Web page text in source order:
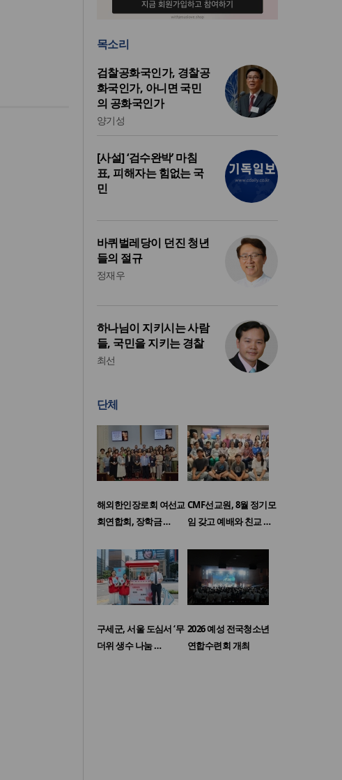
목소리
검찰공화국인가, 경찰공
화국인가, 아니면 국민
의 공화국인가
양기성
[사설] ‘검수완박’ 마침
표, 피해자는 힘없는 국
민
바퀴벌레당이 던진 청년
들의 절규
정재우
하나님이 지키시는 사람
들, 국민을 지키는 경찰
최선
단체
해외한인장로회 여선교
회연합회, 장학금 …
CMF선교원, 8월 정기모
임 갖고 예배와 친교 …
구세군, 서울 도심서 ‘무
더위 생수 나눔 …
2026 예성 전국청소년
연합수련회 개최